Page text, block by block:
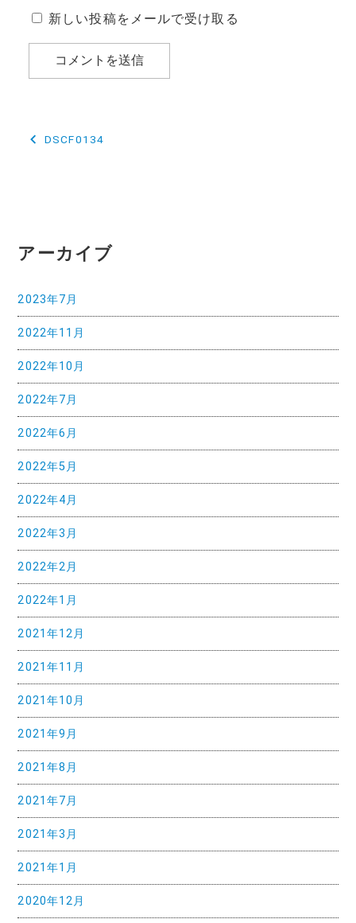
新しい投稿をメールで受け取る
投
ゲ
シ
ョ
ン
DSCF0134
アーカイブ
2023年7月
2022年11月
2022年10月
2022年7月
2022年6月
2022年5月
2022年4月
2022年3月
2022年2月
2022年1月
2021年12月
2021年11月
2021年10月
2021年9月
2021年8月
2021年7月
2021年3月
2021年1月
2020年12月